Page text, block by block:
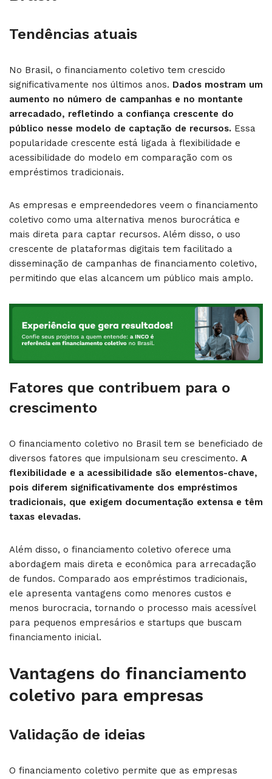
Tendências atuais
No Brasil, o financiamento coletivo tem crescido
significativamente nos últimos anos. Dados mostram um
aumento no número de campanhas e no montante
arrecadado, refletindo a confiança crescente do
público nesse modelo de captação de recursos. Essa
popularidade crescente está ligada à flexibilidade e
acessibilidade do modelo em comparação com os
empréstimos tradicionais.
As empresas e empreendedores veem o financiamento
coletivo como uma alternativa menos burocrática e
mais direta para captar recursos. Além disso, o uso
crescente de plataformas digitais tem facilitado a
disseminação de campanhas de financiamento coletivo,
permitindo que elas alcancem um público mais amplo.
Fatores que contribuem para o
crescimento
O financiamento coletivo no Brasil tem se beneficiado de
diversos fatores que impulsionam seu crescimento. A
flexibilidade e a acessibilidade são elementos-chave,
pois diferem significativamente dos empréstimos
tradicionais, que exigem documentação extensa e têm
taxas elevadas.
Além disso, o financiamento coletivo oferece uma
abordagem mais direta e econômica para arrecadação
de fundos. Comparado aos empréstimos tradicionais,
ele apresenta vantagens como menores custos e
menos burocracia, tornando o processo mais acessível
para pequenos empresários e startups que buscam
financiamento inicial.
Vantagens do financiamento
coletivo para empresas
Validação de ideias
O financiamento coletivo permite que as empresas